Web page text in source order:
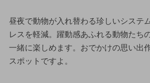
昼夜で動物が入れ替わる珍しいシステ
レスを軽減。躍動感あふれる動物たち
一緒に楽しめます。おでかけの思い出
スポットですよ。